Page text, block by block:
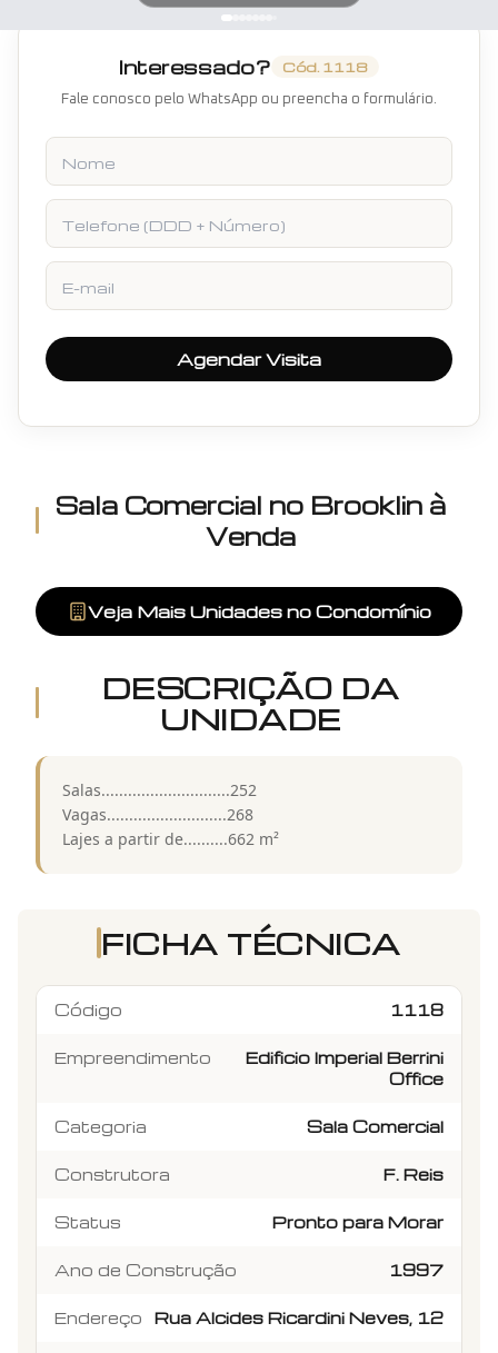
Sala Comercial no Brooklin à
Venda
Veja Mais Unidades no Condomínio
DESCRIÇÃO DA
UNIDADE
Salas.............................252
Vagas...........................268
Lajes a partir de..........662 m²
FICHA TÉCNICA
Código 1118
Empreendimento
Edificio Imperial Berrini
Office
Categoria Sala Comercial
Construtora F. Reis
Status Pronto para Morar
Ano de Construção 1997
Endereço Rua Alcides Ricardini Neves, 12
Interessado? Cód. 1118
Fale conosco pelo WhatsApp ou preencha o formulário.
Nome
Telefone
E-mail
Agendar Visita